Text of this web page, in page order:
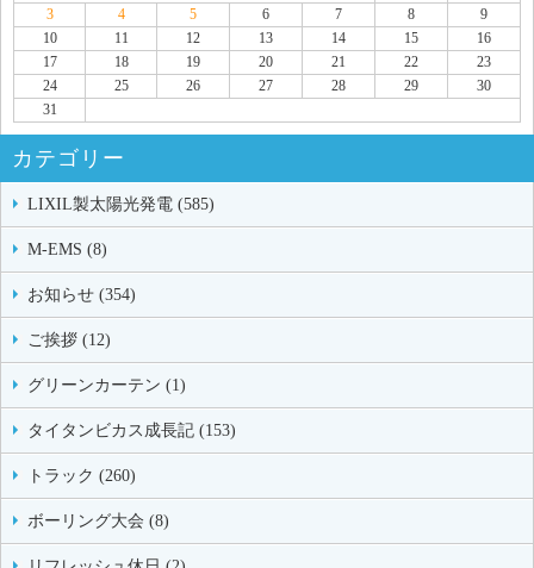
3
4 5 6 7 8
9
10
11 12 13 14 15
16
17
18 19 20 21 22
23
24
25 26 27 28 29
30
31
カテゴリー
LIXIL製太陽光発電 (585)
M-EMS (8)
お知らせ (354)
ご挨拶 (12)
グリーンカーテン (1)
タイタンビカス成長記 (153)
トラック (260)
ボーリング大会 (8)